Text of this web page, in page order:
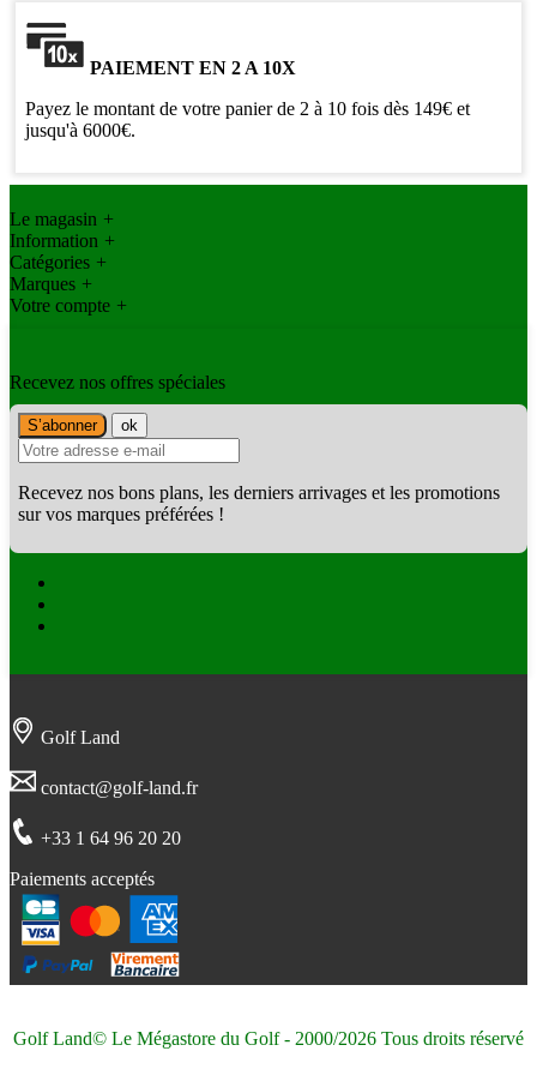
PAIEMENT EN 2 A 10X
Payez le montant de votre panier de 2 à 10 fois dès 149€ et
jusqu'à 6000€.
Le magasin +
Information +
Catégories +
Marques +
Votre compte +
Recevez nos offres spéciales
Recevez nos bons plans, les derniers arrivages et les promotions
sur vos marques préférées !
Golf Land
contact@golf-land.fr
+33 1 64 96 20 20
Paiements acceptés
Golf Land© Le Mégastore du Golf - 2000/2026 Tous droits réservé